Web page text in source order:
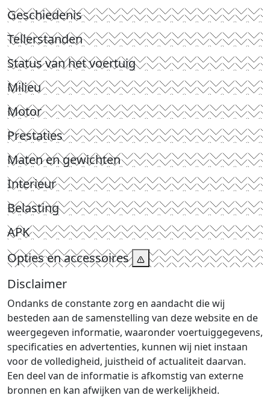
Geschiedenis
Tellerstanden
Status van het voertuig
Milieu
Motor
Prestaties
Maten en gewichten
Interieur
Belasting
APK
Opties en accessoires
Disclaimer
Ondanks de constante zorg en aandacht die wij
besteden aan de samenstelling van deze website en de
weergegeven informatie, waaronder voertuiggegevens,
specificaties en advertenties, kunnen wij niet instaan
voor de volledigheid, juistheid of actualiteit daarvan.
Een deel van de informatie is afkomstig van externe
bronnen en kan afwijken van de werkelijkheid.